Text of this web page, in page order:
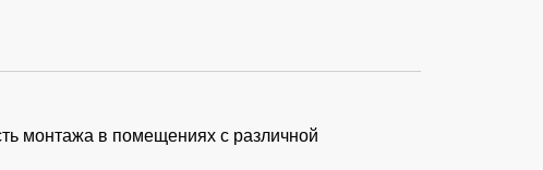
монтажа в помещениях с различной